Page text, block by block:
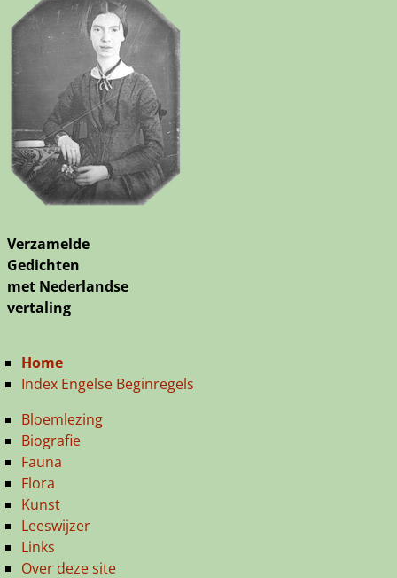
Verzamelde
Gedichten
met Nederlandse
vertaling
Home
Index Engelse Beginregels
Bloemlezing
Biografie
Fauna
Flora
Kunst
Leeswijzer
Links
Over deze site